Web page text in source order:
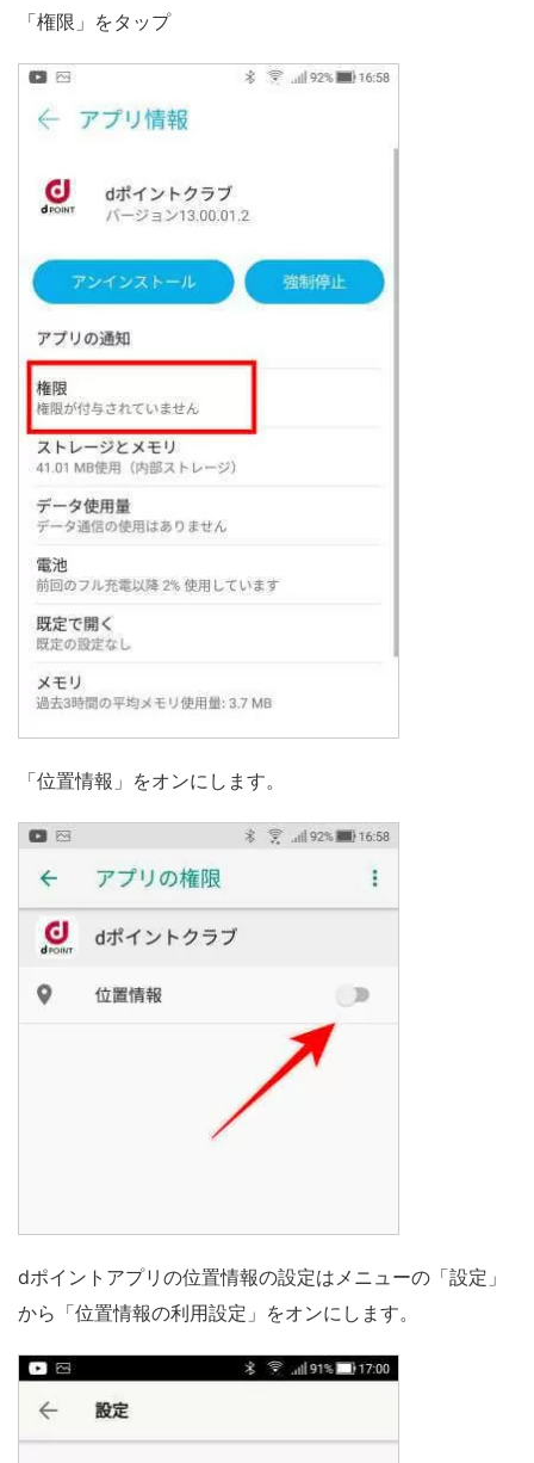
「権限」をタップ
「位置情報」をオンにします。
dポイントアプリの位置情報の設定はメニューの「設定」
から「位置情報の利用設定」をオンにします。